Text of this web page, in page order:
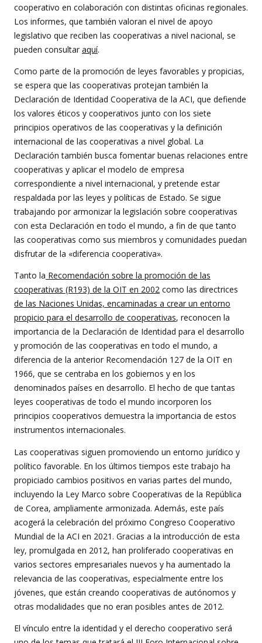
cooperativo en colaboración con distintas oficinas regionales.
Los informes, que también valoran el nivel de apoyo
legislativo que reciben las cooperativas a nivel nacional, se
pueden consultar aquí.
Como parte de la promoción de leyes favorables y propicias,
se espera que las cooperativas protejan también la
Declaración de Identidad Cooperativa de la ACI, que defiende
los valores éticos y cooperativos junto con los siete
principios operativos de las cooperativas y la definición
internacional de las cooperativas a nivel global. La
Declaración también busca fomentar buenas relaciones entre
cooperativas y aplicar el modelo de empresa
correspondiente a nivel internacional, y pretende estar
respaldada por las leyes y políticas de Estado. Se sigue
trabajando por armonizar la legislación sobre cooperativas
con esta Declaración en todo el mundo, a fin de que tanto
las cooperativas como sus miembros y comunidades puedan
disfrutar de la «diferencia cooperativa».
Tanto la Recomendación sobre la promoción de las
cooperativas (R193) de la OIT en 2002 como las directrices
de las Naciones Unidas, encaminadas a crear un entorno
propicio para el desarrollo de cooperativas, reconocen la
importancia de la Declaración de Identidad para el desarrollo
y promoción de las cooperativas en todo el mundo, a
diferencia de la anterior Recomendación 127 de la OIT en
1966, que se centraba en los gobiernos y en los
denominados países en desarrollo. El hecho de que tantas
leyes cooperativas de todo el mundo incorporen los
principios cooperativos demuestra la importancia de estos
instrumentos internacionales.
Las cooperativas siguen promoviendo un entorno jurídico y
político favorable. En los últimos tiempos este trabajo ha
propiciado cambios positivos en varias partes del mundo,
incluyendo la Ley Marco sobre Cooperativas de la República
de Corea, ampliamente armonizada. Además, este país
acogerá la celebración del próximo Congreso Cooperativo
Mundial de la ACI en 2021. Gracias a la introducción de esta
ley, promulgada en 2012, han proliferado cooperativas en
varios sectores empresariales nuevos y ha aumentado la
relevancia de las cooperativas, especialmente entre los
jóvenes, que están creando cooperativas de autónomos y
otras modalidades que no eran posibles antes de 2012.
El vínculo entre la identidad y el derecho cooperativo será